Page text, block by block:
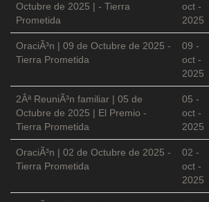
Octubre de 2025 | - Tierra
Prometida
oct -
2025
OraciÃ³n | 09 de Octubre de 2025 -
Tierra Prometida
09 -
oct -
2025
2Âª ReuniÃ³n familiar | 05 de
Octubre de 2025 | El Premio -
Tierra Prometida
05 -
oct -
2025
OraciÃ³n | 02 de Octubre de 2025 -
Tierra Prometida
02 -
oct -
2025